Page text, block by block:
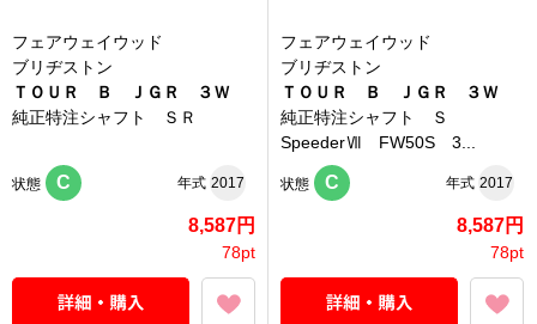
フェアウェイウッド
ブリヂストン
ＴＯＵＲ Ｂ ＪＧＲ ３Ｗ
純正特注シャフト ＳＲ
状態 C 年式 2017
8,587円
78pt
フェアウェイウッド
ブリヂストン
ＴＯＵＲ Ｂ ＪＧＲ ３Ｗ
純正特注シャフト Ｓ
SpeederⅦ FW50S 3...
状態 C 年式 2017
8,587円
78pt